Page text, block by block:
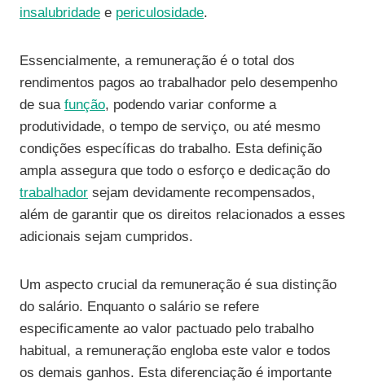
insalubridade e periculosidade.
Essencialmente, a remuneração é o total dos
rendimentos pagos ao trabalhador pelo desempenho
de sua função, podendo variar conforme a
produtividade, o tempo de serviço, ou até mesmo
condições específicas do trabalho. Esta definição
ampla assegura que todo o esforço e dedicação do
trabalhador sejam devidamente recompensados,
além de garantir que os direitos relacionados a esses
adicionais sejam cumpridos.
Um aspecto crucial da remuneração é sua distinção
do salário. Enquanto o salário se refere
especificamente ao valor pactuado pelo trabalho
habitual, a remuneração engloba este valor e todos
os demais ganhos. Esta diferenciação é importante